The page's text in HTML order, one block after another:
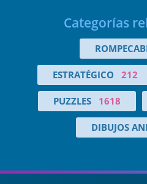
Categorías
ESTRATÉGICO 212
PUZZLES 1618
DIBUJOS